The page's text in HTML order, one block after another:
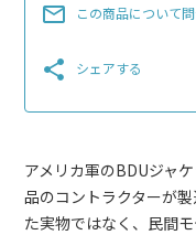
mail_outline この商品について
share シェアする
アメリカ軍のBDUジャ
品のコントラクターが
た実物ではなく、民間